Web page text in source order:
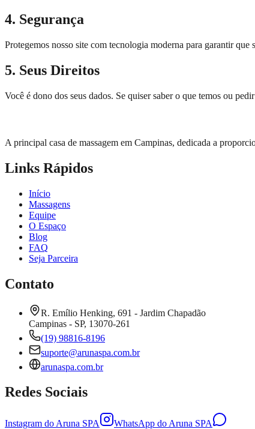
4. Segurança
Protegemos nosso site com tecnologia moderna para garantir
5. Seus Direitos
Você é dono dos seus dados. Se quiser saber o que temos ou
A principal casa de massagem em Campinas, dedicada a
Links Rápidos
Início
Massagens
Equipe
O Espaço
Blog
FAQ
Seja Parceira
Contato
R. Emílio Henking, 691 - Jardim Chapadão
Campinas - SP, 13070-261
(19) 98816-8196
suporte@arunaspa.com.br
arunaspa.com.br
Redes Sociais
Instagram do Aruna SPA WhatsApp do Aruna SPA